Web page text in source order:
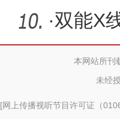
题党
·双能X
本网站所刊
未经
[网上传播视听节目许可证（